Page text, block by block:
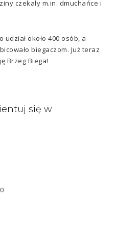
czekały m.in. dmuchańce i
udział około 400 osób, a
biegaczom. Już teraz
Brzeg Biega!
się w